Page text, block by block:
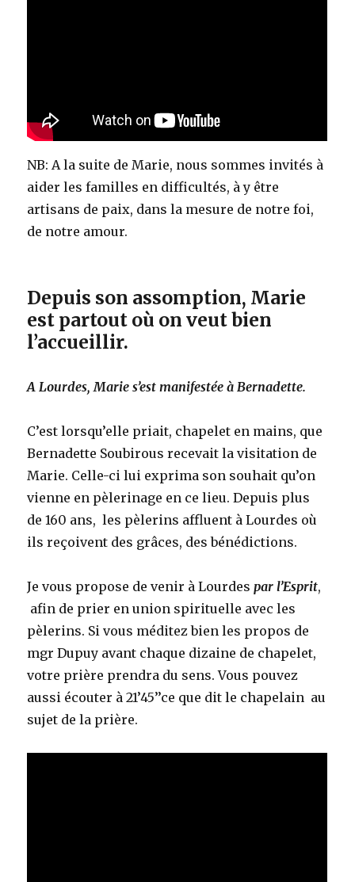
NB: A la suite de Marie, nous sommes invités à
aider les familles en difficultés, à y être
artisans de paix, dans la mesure de notre foi,
de notre amour.
Depuis son assomption, Marie
est partout où on veut bien
l’accueillir.
A Lourdes, Marie s’est manifestée à Bernadette.
C’est lorsqu’elle priait, chapelet en mains, que
Bernadette Soubirous recevait la visitation de
Marie. Celle-ci lui exprima son souhait qu’on
vienne en pèlerinage en ce lieu. Depuis plus
de 160 ans, les pèlerins affluent à Lourdes où
ils reçoivent des grâces, des bénédictions.
Je vous propose de venir à Lourdespar l’Esprit,
afin de prier en union spirituelle avec les
pèlerins. Si vous méditez bien les propos de
mgr Dupuy avant chaque dizaine de chapelet,
votre prière prendra du sens. Vous pouvez
aussi écouter à 21’45’’ce que dit le chapelain au
sujet de la prière.